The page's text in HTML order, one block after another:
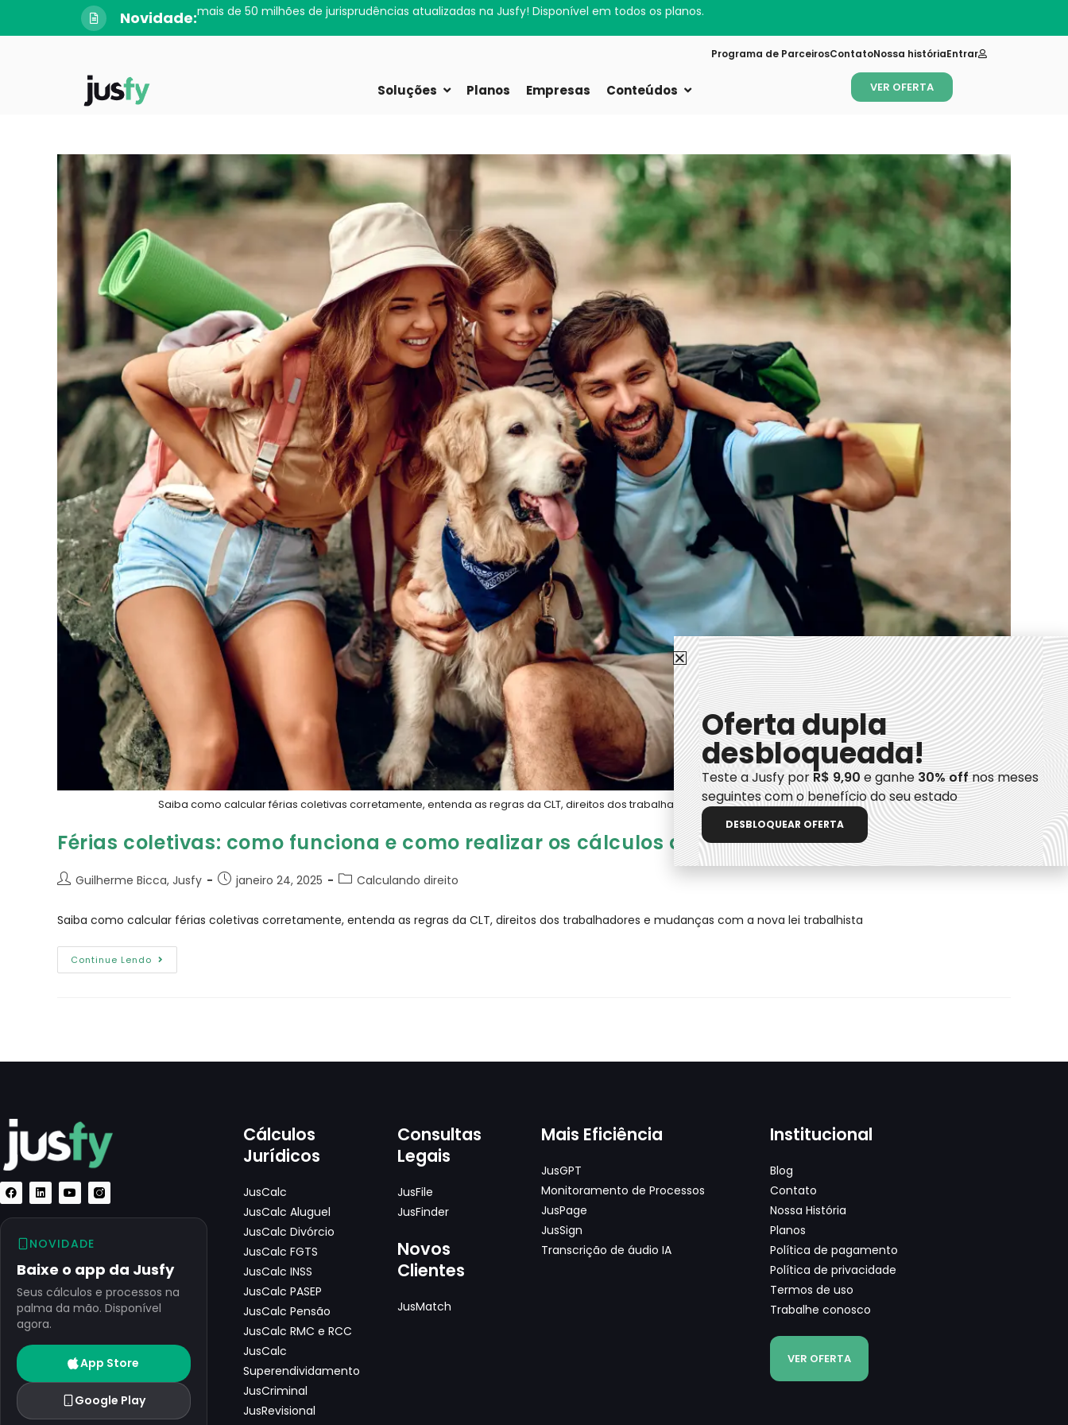
Novidade:mais de 50 milhões de jurisprudências atualizadas na Jusfy! Disponível em todos os planos.
Entrar
Nossa história
Contato
Programa de Parceiros
Soluções Planos Empresas Conteúdos VER OFERTA
Saiba como calcular férias coletivas corretamente, entenda as regras da CLT, direitos dos trabalhadores e mudanças com a nova lei trabalhista
Férias coletivas: como funciona e como realizar os cálculos de forma correta
Guilherme Bicca, Jusfy janeiro 24, 2025 Calculando direito
Saiba como calcular férias coletivas corretamente, entenda as regras da CLT, direitos dos trabalhadores e mudanças com a nova lei trabalhista
Continue Lendo
NOVIDADE
Baixe o app da Jusfy
Seus cálculos e processos na
palma da mão. Disponível
agora.
App Store
Google Play
Cálculos
Jurídicos
JusCalc
JusCalc Aluguel
JusCalc Divórcio
JusCalc FGTS
JusCalc INSS
JusCalc PASEP
JusCalc Pensão
JusCalc RMC e RCC
JusCalc
Superendividamento
JusCriminal
JusRevisional
Consultas
Legais
JusFile
JusFinder
Novos
Clientes
JusMatch
Mais Eficiência
JusGPT
Monitoramento de Processos
JusPage
JusSign
Transcrição de áudio IA
Institucional
Blog
Contato
Nossa História
Planos
Política de pagamento
Política de privacidade
Termos de uso
Trabalhe conosco
VER OFERTA
Oferta dupla
desbloqueada!
Teste a Jusfy porR$ 9,90e ganhe30% offnos meses
seguintes com o benefício do seu estado
DESBLOQUEAR OFERTA